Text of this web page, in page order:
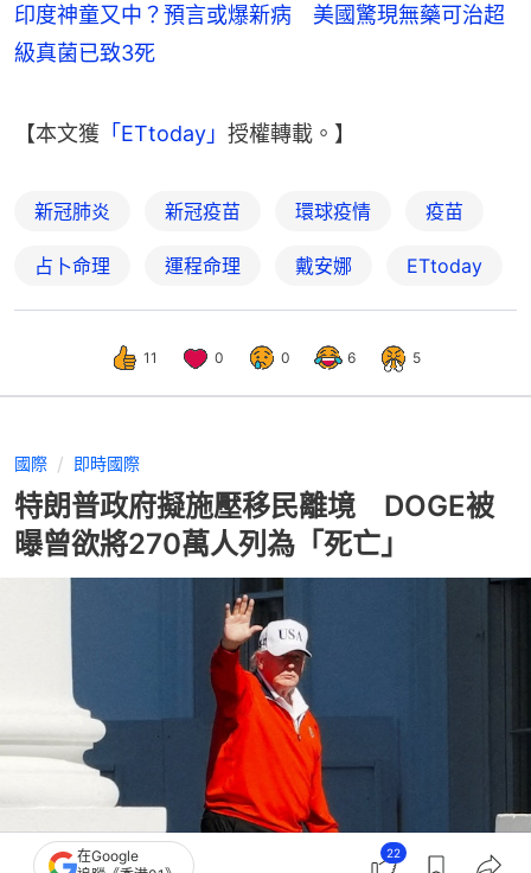
印度神童又中？預言或爆新病 美國驚現無藥可治超
級真菌已致3死
【本文獲 「ETtoday」 授權轉載。】
新冠肺炎 新冠疫苗 環球疫情 疫苗
占卜命理 運程命理 戴安娜 ETtoday
11 0 0 6 5
國際 即時國際
特朗普政府擬施壓移民離境 DOGE被
曝曾欲將270萬人列為「死亡」
在Google
22